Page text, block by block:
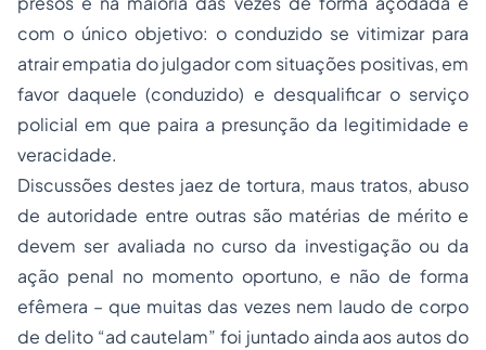
com o único objetivo: o conduzido se vitimizar para
atrair empatia do julgador com situações positivas, em
favor daquele (conduzido) e desqualificar o serviço
policial em que paira a presunção da legitimidade e
veracidade.
Discussões destes jaez de tortura, maus tratos, abuso
de autoridade entre outras são matérias de mérito e
devem ser avaliada no curso da investigação ou da
ação penal no momento oportuno, e não de forma
efêmera – que muitas das vezes nem laudo de corpo
de delito “ad cautelam” foi juntado ainda aos autos do